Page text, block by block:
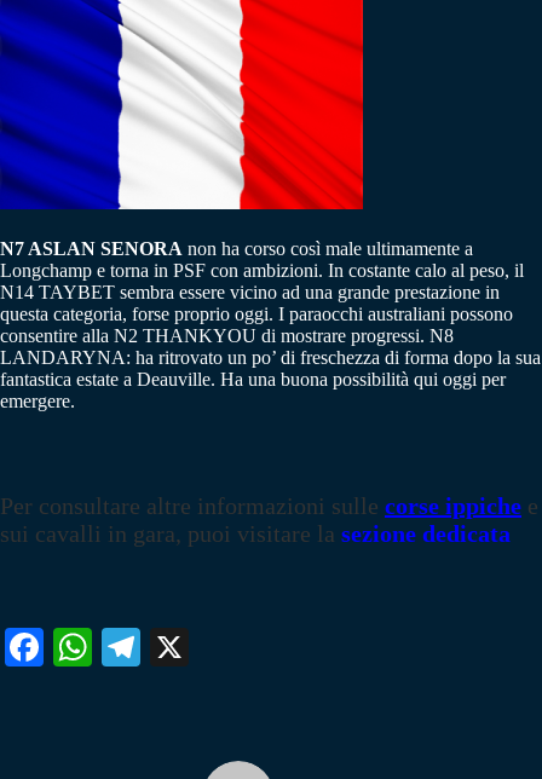
N7 ASLAN SENORA non ha corso così male ultimamente a
Longchamp e torna in PSF con ambizioni. In costante calo al peso, il
N14 TAYBET sembra essere vicino ad una grande prestazione in
questa categoria, forse proprio oggi. I paraocchi australiani possono
consentire alla N2 THANKYOU di mostrare progressi. N8
LANDARYNA: ha ritrovato un po’ di freschezza di forma dopo la sua
fantastica estate a Deauville. Ha una buona possibilità qui oggi per
emergere.
Per consultare altre informazioni sulle corse ippiche e
sui cavalli in gara, puoi visitare la sezione dedicata
Fa W
Te